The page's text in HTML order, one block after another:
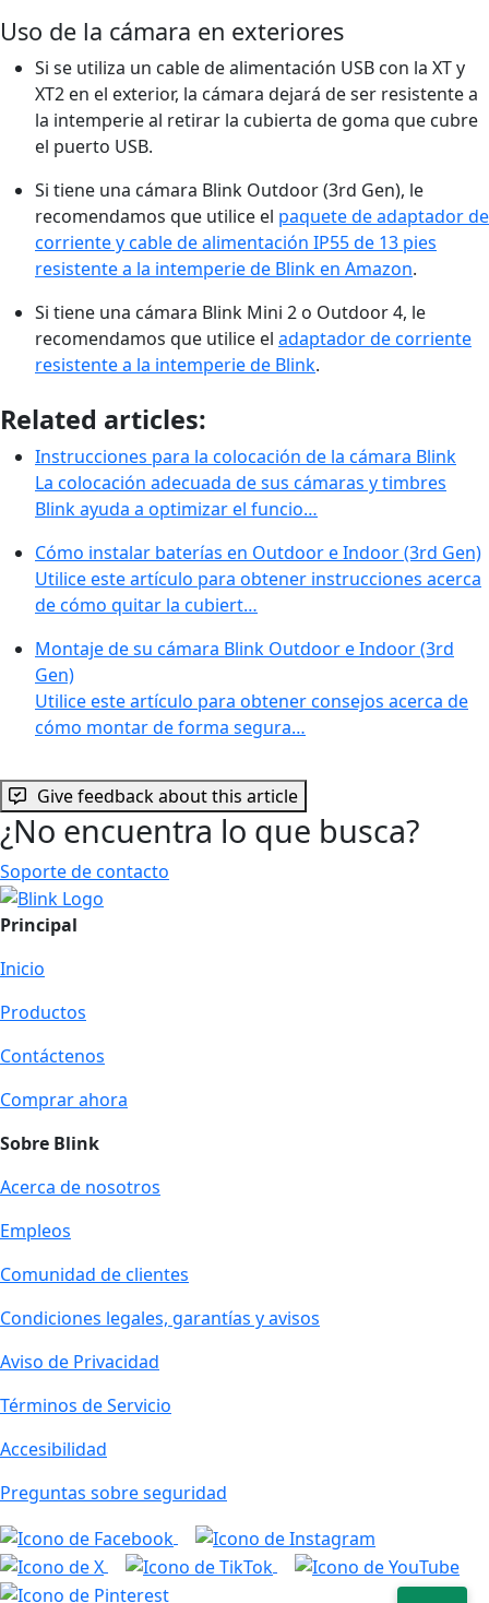
Uso de la cámara en exteriores
Si se utiliza un cable de alimentación USB con la XT y
XT2 en el exterior, la cámara dejará de ser resistente a
la intemperie al retirar la cubierta de goma que cubre
el puerto USB.
Si tiene una cámara Blink Outdoor (3rd Gen), le
recomendamos que utilice el paquete de adaptador de
corriente y cable de alimentación IP55 de 13 pies
resistente a la intemperie de Blink en Amazon.
Si tiene una cámara Blink Mini 2 o Outdoor 4, le
recomendamos que utilice el adaptador de corriente
resistente a la intemperie de Blink.
Related articles:
Instrucciones para la colocación de la cámara Blink
La colocación adecuada de sus cámaras y timbres
Blink ayuda a optimizar el funcio…
Cómo instalar baterías en Outdoor e Indoor (3rd Gen)
Utilice este artículo para obtener instrucciones acerca
de cómo quitar la cubiert…
Montaje de su cámara Blink Outdoor e Indoor (3rd
Gen)
Utilice este artículo para obtener consejos acerca de
cómo montar de forma segura…
Give feedback about this article
¿No encuentra lo que busca?
Soporte de contacto
Principal
Inicio
Productos
Contáctenos
Comprar ahora
Sobre Blink
Acerca de nosotros
Empleos
Comunidad de clientes
Condiciones legales, garantías y avisos
Aviso de Privacidad
Términos de Servicio
Accesibilidad
Preguntas sobre seguridad